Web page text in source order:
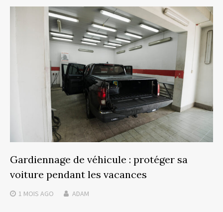
Gardiennage de véhicule : protéger sa
voiture pendant les vacances
1 MOIS AGO ADAM